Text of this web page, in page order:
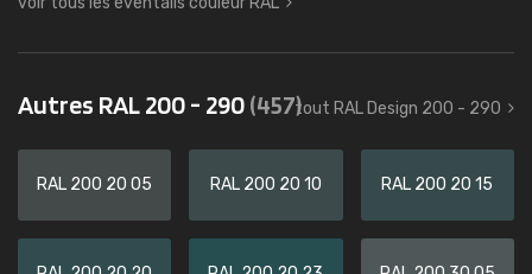
Autres RAL 200 - 290(457)tout RAL Design 200 - 290
RAL 200 20 05 RAL 200 20 10 RAL 200 20 15